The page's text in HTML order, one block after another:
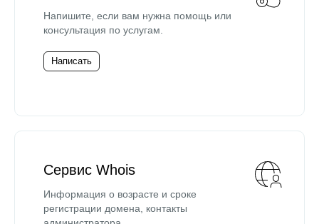
Напишите, если вам нужна помощь или
консультация по услугам.
Написать
Сервис Whois
Информация о возрасте и сроке
регистрации домена, контакты